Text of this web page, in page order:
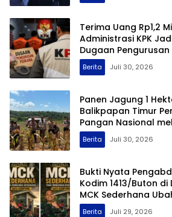
Terima Uang Rp1,2
Administrasi KPK
Dugaan Pengurusan
Berita Juli 30, 2026
Panen Jagung 1
Balikpapan Timur
Pangan Nasional
Cita
Berita Juli 30, 2026
Bukti Nyata
Kodim 1413/Buton
MCK Sederhana
Kampung
Berita Juli 29, 2026